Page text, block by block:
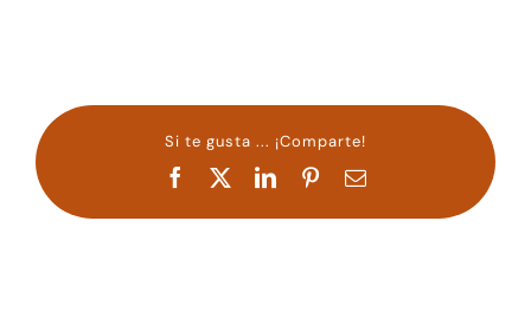
Si te gusta ... ¡Comparte!
Facebook LinkedInPinterestCorreo